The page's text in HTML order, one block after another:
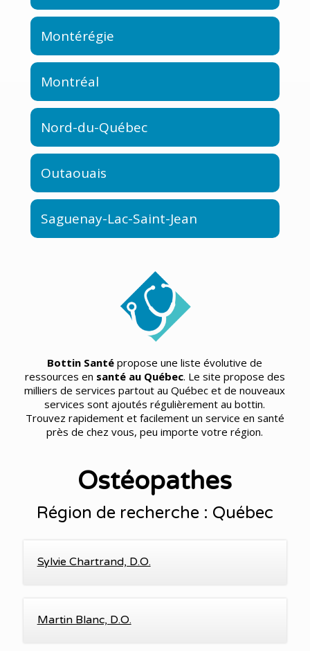
Montérégie
Montréal
Nord-du-Québec
Outaouais
Saguenay-Lac-Saint-Jean
Bottin Santé propose une liste évolutive de
ressources en santé au Québec. Le site propose des
milliers de services partout au Québec et de nouveaux
services sont ajoutés régulièrement au bottin.
Trouvez rapidement et facilement un service en santé
près de chez vous, peu importe votre région.
Ostéopathes
Région de recherche : Québec
Sylvie Chartrand, D.O.
Martin Blanc, D.O.